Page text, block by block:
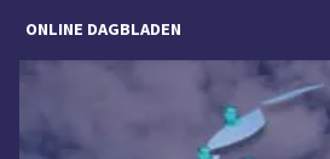
ONLINE DAGBLADEN